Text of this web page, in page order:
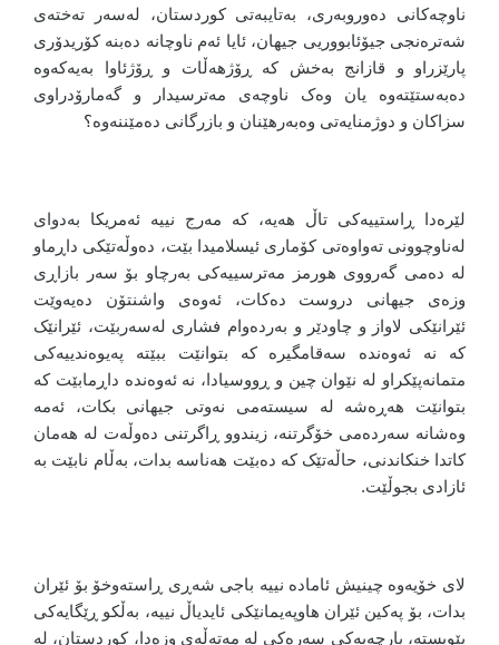
ناوچەکانی دەوروبەری، بەتایبەتی کوردستان، لەسەر تەختەی
شەترەنجی جیۆئابووریی جیهان، ئایا ئەم ناوچانە دەبنە کۆریدۆری
پارێزراو و قازانج بەخش کە ڕۆژهەڵات و ڕۆژئاوا بەیەکەوە
دەبەستێتەوە یان وەک ناوچەی مەترسیدار و گەمارۆدراوی
سزاکان و دوژمنایەتی وەبەرهێنان و بازرگانی دەمێننەوە؟
لێرەدا ڕاستییەکی تاڵ هەیە، کە مەرج نییە ئەمریکا بەدوای
لەناوچوونی تەواوەتی کۆماری ئیسلامیدا بێت، دەوڵەتێکی داڕماو
لە دەمی گەرووی هورمز مەترسییەکی بەرچاو بۆ سەر بازاڕی
وزەی جیهانی دروست دەکات، ئەوەی واشنتۆن دەیەوێت
ئێرانێکی لاواز و چاودێر و بەردەوام فشاری لەسەربێت، ئێرانێک
کە نە ئەوەندە سەقامگیرە کە بتوانێت ببێتە پەیوەندییەکی
متمانەپێکراو لە نێوان چین و ڕووسیادا، نە ئەوەندە داڕمابێت کە
بتوانێت هەڕەشە لە سیستەمی نەوتی جیهانی بکات، ئەمە
وەشانە سەردەمی خۆگرتنە، زیندوو ڕاگرتنی دەوڵەت لە هەمان
کاتدا خنکاندنی، حاڵەتێک کە دەبێت هەناسە بدات، بەڵام نابێت بە
ئازادی بجوڵێت.
لای خۆیەوە چینیش ئامادە نییە باجی شەڕی ڕاستەوخۆ بۆ ئێران
بدات، بۆ پەکین ئێران هاوپەیمانێکی ئایدیاڵ نییە، بەڵکو ڕێگایەکی
پێویستە، پارچەیەکی سەرەکی لە مەتەڵەی وزەدا، کوردستان، لە